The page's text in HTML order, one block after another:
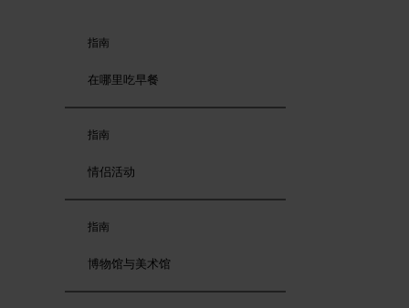
指南
在哪里吃早餐
指南
情侣活动
指南
博物馆与美术馆